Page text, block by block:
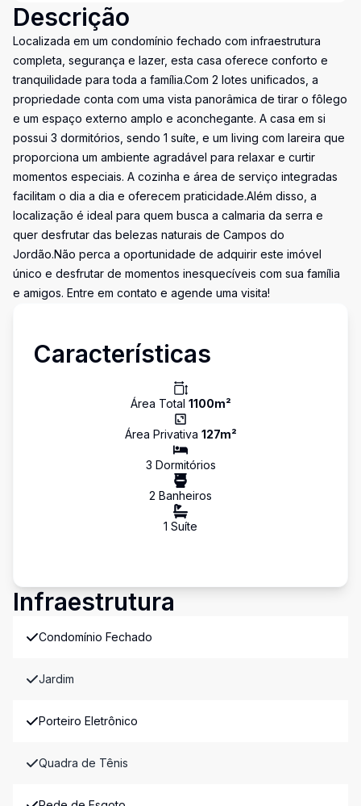
Descrição
Localizada em um condomínio fechado com infraestrutura
completa, segurança e lazer, esta casa oferece conforto e
tranquilidade para toda a família.Com 2 lotes unificados, a
propriedade conta com uma vista panorâmica de tirar o fôlego
e um espaço externo amplo e aconchegante. A casa em si
possui 3 dormitórios, sendo 1 suíte, e um living com lareira que
proporciona um ambiente agradável para relaxar e curtir
momentos especiais. A cozinha e área de serviço integradas
facilitam o dia a dia e oferecem praticidade.Além disso, a
localização é ideal para quem busca a calmaria da serra e
quer desfrutar das belezas naturais de Campos do
Jordão.Não perca a oportunidade de adquirir este imóvel
único e desfrutar de momentos inesquecíveis com sua família
e amigos. Entre em contato e agende uma visita!
Características
Área Total 1100m²
Área Privativa 127m²
3 Dormitórios
2 Banheiros
1 Suíte
Infraestrutura
Condomínio Fechado
Jardim
Porteiro Eletrônico
Quadra de Tênis